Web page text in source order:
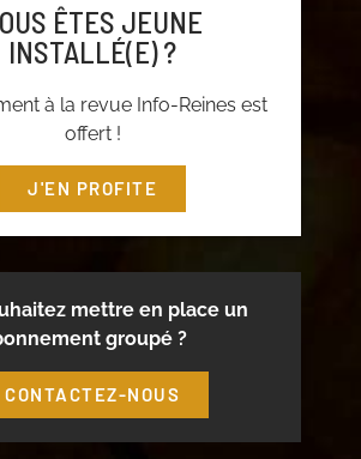
ÊTES JEUNE
INSTALLÉ(E) ?
à la revue Info-Reines est
offert !
J'EN PROFITE
mettre en place un
groupé ?
CONTACTEZ-NOUS